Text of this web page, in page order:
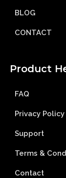
BLOG
CONTACT
Product
FAQ
Privacy Policy
Support
Terms &
Contact